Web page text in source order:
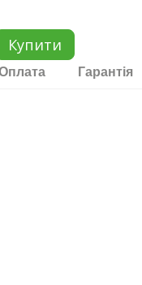
Купити
Гарантія